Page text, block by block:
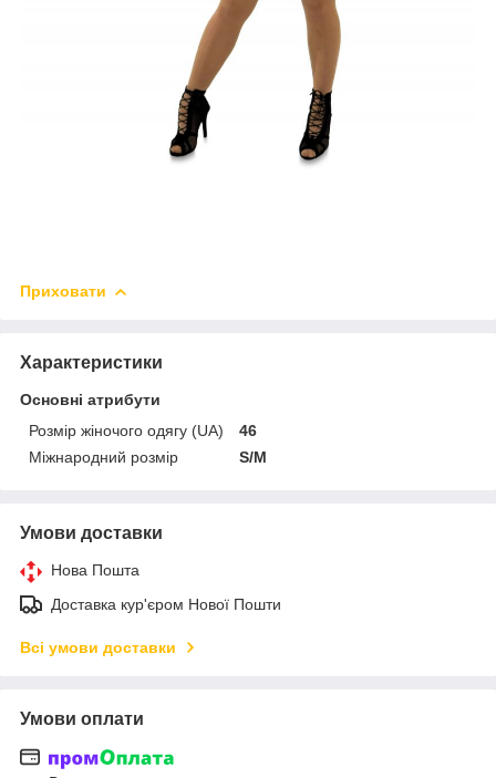
Приховати
Характеристики
Основні атрибути
Розмір жіночого одягу (UA)
46
Міжнародний розмір
S/M
Умови доставки
Нова Пошта
Доставка кур'єром Нової Пошти
Всі умови доставки
Умови оплати